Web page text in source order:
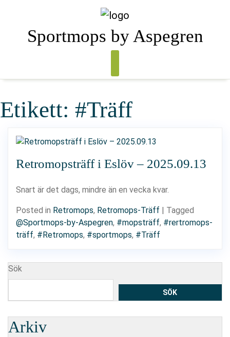
contentSportmops by Aspegren
Etikett: #Träff
Retromopsträff i Eslöv – 2025.09.13
Snart är det dags, mindre än en vecka kvar.
Posted in Retromops, Retromops-Träff
Tagged
@Sportmops-by-Aspegren, #mopsträff, #rertromops-
träff, #Retromops, #sportmops, #Träff
Sök
SÖK
Arkiv